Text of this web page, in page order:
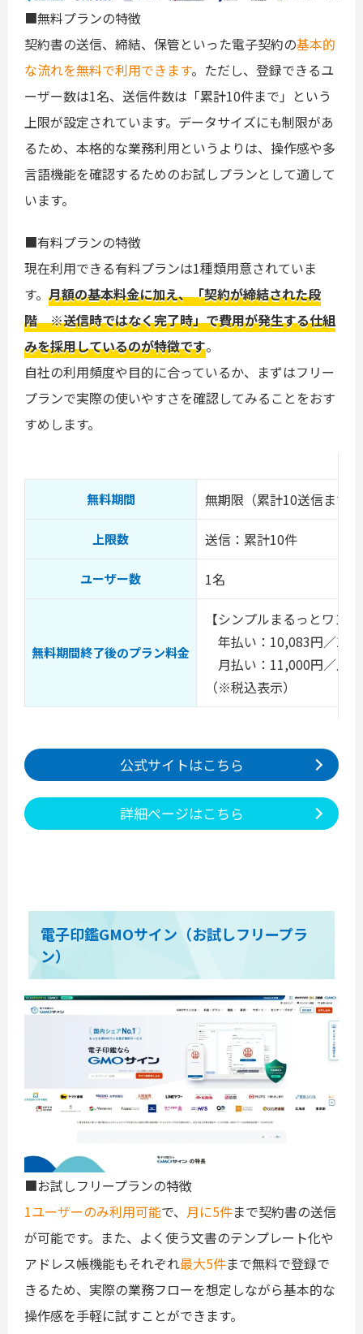
■無料プランの特徴
契約書の送信、締結、保管といった電子契約の基本的
な流れを無料で利用できます。ただし、登録できるユ
ーザー数は1名、送信件数は「累計10件まで」という
上限が設定されています。データサイズにも制限があ
るため、本格的な業務利用というよりは、操作感や多
言語機能を確認するためのお試しプランとして適して
います。
■有料プランの特徴
現在利用できる有料プランは1種類用意されていま
す。 月額の基本料金に加え、「契約が締結された段
階 ※送信時ではなく完了時」で費用が発生する仕組
みを採用しているのが特徴です。
自社の利用頻度や目的に合っているか、まずはフリー
プランで実際の使いやすさを確認してみることをおす
すめします。
無料期間 無期限（累計10送信まで）
上限数 送信：累計10件
ユーザー数 1名
無料期間終了後のプラン料金
【シンプルまるっとワン
年払い：10,083円／1ヵ
月払い：11,000円／月
（※税込表示）
公式サイトはこちら
詳細ページはこちら
電子印鑑GMOサイン（お試しフリープラ
ン）
■お試しフリープランの特徴
1ユーザーのみ利用可能で、 月に5件まで契約書の送信
が可能です。また、よく使う文書のテンプレート化や
アドレス帳機能もそれぞれ最大5件まで無料で登録で
きるため、実際の業務フローを想定しながら基本的な
操作感を手軽に試すことができます。